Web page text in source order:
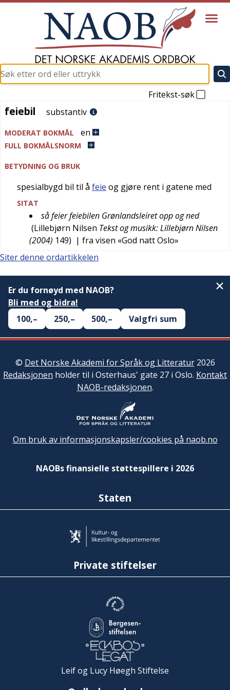
Fritekst-søk
feiebil
feiebil substantiv
MODERAT BOKMÅL en
FULL BOKMÅLSNORM
BETYDNING OG BRUK
spesialbygd bil til å feie og gjøre rent i gatene med
SITAT
så feier feiebilen Grønlandsleiret opp og ned
(Lillebjørn Nilsen Tekst og musikk: Lillebjørn Nilsen
(2004) 149) | fra visen «God natt Oslo»
Siter denne ordartikkelen
Er du fornøyd med NAOB?
Bli med og bidra!
100,–
250,– 500,– Valgfri sum
© Det Norske Akademi for Språk og Litteratur2026
Redaksjonen holder til i Osterhaus' gate 27 i Oslo. Kontakt
NAOB-redaksjonen.
Om bruk av informasjonskapsler/cookies på naob.no
NAOBs finansielle støttespillere i 2026
Staten
Private stiftelser
Leif og Lucy Høegh Stiftelse